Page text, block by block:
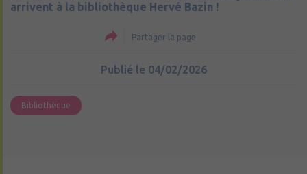
arrivent à la bibliothèque Hervé Bazin !
Partager la page
Publié le 04/02/2026
Bibliothèque